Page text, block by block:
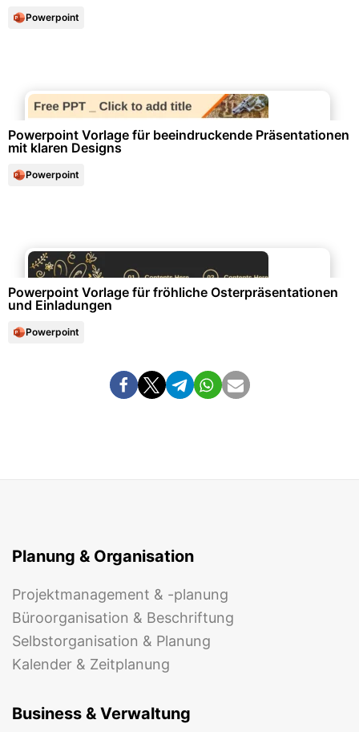
Powerpoint
Powerpoint Vorlage für beeindruckende Präsentationen
mit klaren Designs
Powerpoint
Powerpoint Vorlage für fröhliche Osterpräsentationen
und Einladungen
Powerpoint
Planung & Organisation
Projektmanagement & -planung
Büroorganisation & Beschriftung
Selbstorganisation & Planung
Kalender & Zeitplanung
Business & Verwaltung